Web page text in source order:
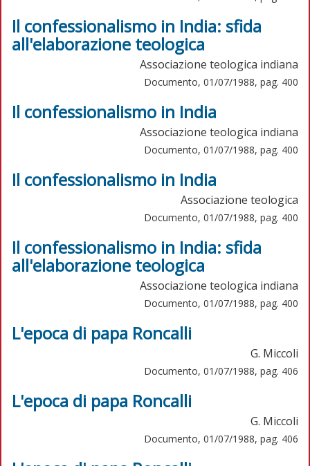
Il confessionalismo in India: sfida
all'elaborazione teologica
Associazione teologica indiana
Documento, 01/07/1988, pag. 400
Il confessionalismo in India
Associazione teologica indiana
Documento, 01/07/1988, pag. 400
Il confessionalismo in India
Associazione teologica
Documento, 01/07/1988, pag. 400
Il confessionalismo in India: sfida
all'elaborazione teologica
Associazione teologica indiana
Documento, 01/07/1988, pag. 400
L'epoca di papa Roncalli
G. Miccoli
Documento, 01/07/1988, pag. 406
L'epoca di papa Roncalli
G. Miccoli
Documento, 01/07/1988, pag. 406